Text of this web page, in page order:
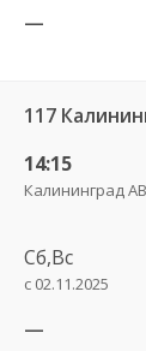
—
117
14:15
Калининград АВ
Сб,Вс
с 02.11.2025
—